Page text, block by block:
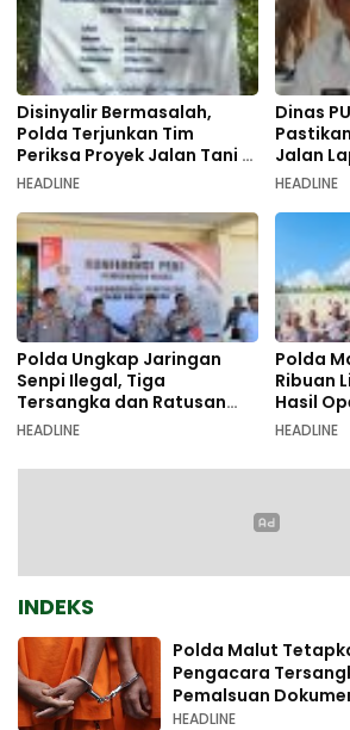
Disinyalir Bermasalah,
Polda Terjunkan Tim
Periksa Proyek Jalan Tani di
Galala
HEADLINE
Dinas
Jalan
Sambiki
HEADLINE
Polda Ungkap Jaringan
Senpi Ilegal, Tiga
Tersangka dan Ratusan
Amunisi Diamankan
HEADLINE
Polda
Ribuan
Hasil
HEADLINE
INDEKS
Polda Malut
Pengacara
Pemalsuan
HEADLINE